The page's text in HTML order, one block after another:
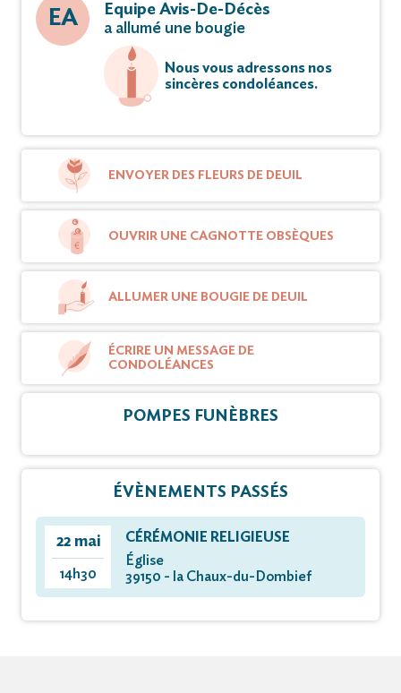
EA
Equipe Avis-De-Décès
a allumé une bougie
Nous vous adressons nos
sincères condoléances.
ENVOYER DES FLEURS DE DEUIL
OUVRIR UNE CAGNOTTE OBSÈQUES
ALLUMER UNE BOUGIE DE DEUIL
ÉCRIRE UN MESSAGE DE
CONDOLÉANCES
POMPES FUNÈBRES
ÉVÈNEMENTS PASSÉS
22 mai
14h30
CÉRÉMONIE RELIGIEUSE
Église
39150 - la Chaux-du-Dombief